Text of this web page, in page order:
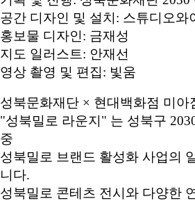
공간 디자인 및 설치: 스튜디오와
홍보물 디자인: 금재성
지도 일러스트: 안재선
영상 촬영 및 편집: 빛움
성북문화재단 × 현대백화점 미아
"성북밀로 라운지" 는 성북구
중
성북밀로 브랜드 활성화 사업의
니다.
성북밀로 콘테츠 전시와 다양한